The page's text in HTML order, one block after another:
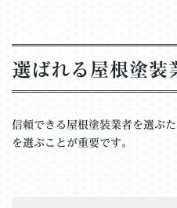
選ばれる屋根塗装
信頼できる屋根塗装業者を選ぶ
を選ぶことが重要です。